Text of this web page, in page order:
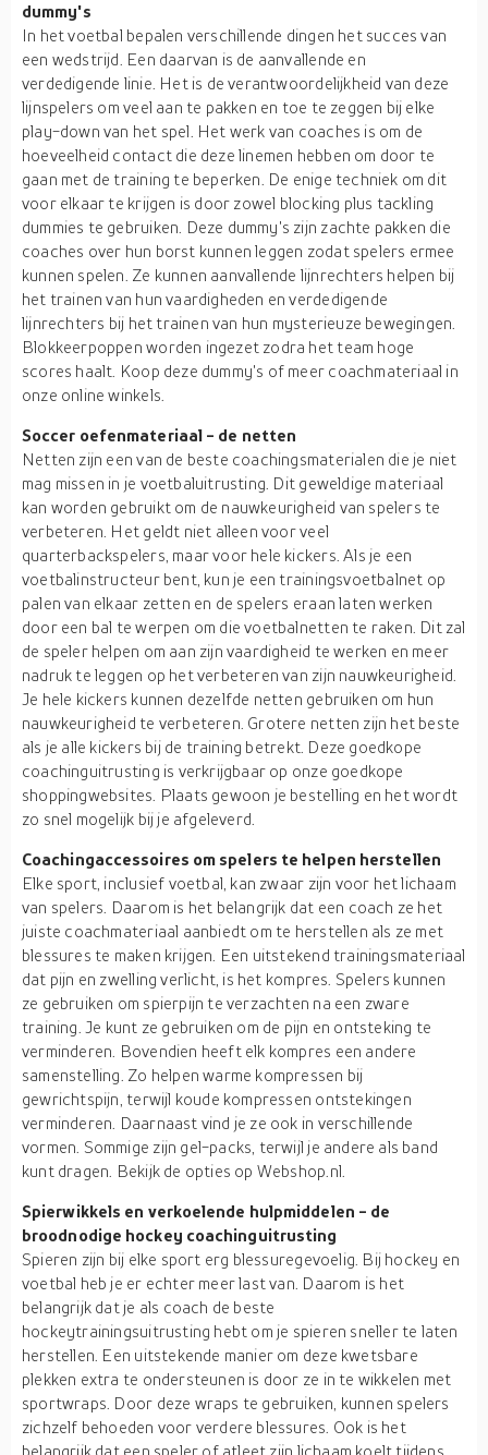
dummy's
In het voetbal bepalen verschillende dingen het succes van
een wedstrijd. Een daarvan is de aanvallende en
verdedigende linie. Het is de verantwoordelijkheid van deze
lijnspelers om veel aan te pakken en toe te zeggen bij elke
play-down van het spel. Het werk van coaches is om de
hoeveelheid contact die deze linemen hebben om door te
gaan met de training te beperken. De enige techniek om dit
voor elkaar te krijgen is door zowel blocking plus tackling
dummies te gebruiken. Deze dummy's zijn zachte pakken die
coaches over hun borst kunnen leggen zodat spelers ermee
kunnen spelen. Ze kunnen aanvallende lijnrechters helpen bij
het trainen van hun vaardigheden en verdedigende
lijnrechters bij het trainen van hun mysterieuze bewegingen.
Blokkeerpoppen worden ingezet zodra het team hoge
scores haalt. Koop deze dummy's of meer coachmateriaal in
onze online winkels.
Soccer oefenmateriaal - de netten
Netten zijn een van de beste coachingsmaterialen die je niet
mag missen in je voetbaluitrusting. Dit geweldige materiaal
kan worden gebruikt om de nauwkeurigheid van spelers te
verbeteren. Het geldt niet alleen voor veel
quarterbackspelers, maar voor hele kickers. Als je een
voetbalinstructeur bent, kun je een trainingsvoetbalnet op
palen van elkaar zetten en de spelers eraan laten werken
door een bal te werpen om die voetbalnetten te raken. Dit zal
de speler helpen om aan zijn vaardigheid te werken en meer
nadruk te leggen op het verbeteren van zijn nauwkeurigheid.
Je hele kickers kunnen dezelfde netten gebruiken om hun
nauwkeurigheid te verbeteren. Grotere netten zijn het beste
als je alle kickers bij de training betrekt. Deze goedkope
coachinguitrusting is verkrijgbaar op onze goedkope
shoppingwebsites. Plaats gewoon je bestelling en het wordt
zo snel mogelijk bij je afgeleverd.
Coachingaccessoires om spelers te helpen herstellen
Elke sport, inclusief voetbal, kan zwaar zijn voor het lichaam
van spelers. Daarom is het belangrijk dat een coach ze het
juiste coachmateriaal aanbiedt om te herstellen als ze met
blessures te maken krijgen. Een uitstekend trainingsmateriaal
dat pijn en zwelling verlicht, is het kompres. Spelers kunnen
ze gebruiken om spierpijn te verzachten na een zware
training. Je kunt ze gebruiken om de pijn en ontsteking te
verminderen. Bovendien heeft elk kompres een andere
samenstelling. Zo helpen warme kompressen bij
gewrichtspijn, terwijl koude kompressen ontstekingen
verminderen. Daarnaast vind je ze ook in verschillende
vormen. Sommige zijn gel-packs, terwijl je andere als band
kunt dragen. Bekijk de opties op Webshop.nl.
Spierwikkels en verkoelende hulpmiddelen - de
broodnodige hockey coachinguitrusting
Spieren zijn bij elke sport erg blessuregevoelig. Bij hockey en
voetbal heb je er echter meer last van. Daarom is het
belangrijk dat je als coach de beste
hockeytrainingsuitrusting hebt om je spieren sneller te laten
herstellen. Een uitstekende manier om deze kwetsbare
plekken extra te ondersteunen is door ze in te wikkelen met
sportwraps. Door deze wraps te gebruiken, kunnen spelers
zichzelf behoeden voor verdere blessures. Ook is het
belangrijk dat een speler of atleet zijn lichaam koelt tijdens